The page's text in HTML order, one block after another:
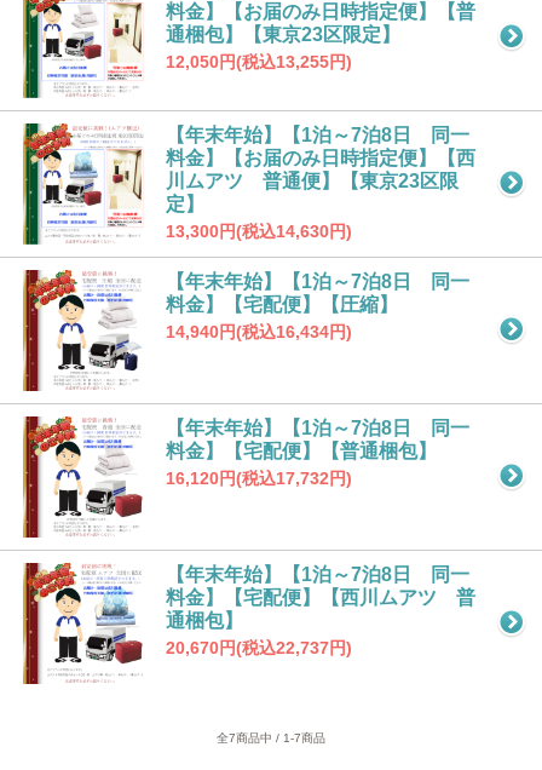
料金】【お届のみ日時指定便】【普
通梱包】【東京23区限定】
12,050円(税込13,255円)
【年末年始】【1泊～7泊8日 同一
料金】【お届のみ日時指定便】【西
川ムアツ 普通便】【東京23区限
定】
13,300円(税込14,630円)
【年末年始】【1泊～7泊8日 同一
料金】【宅配便】【圧縮】
14,940円(税込16,434円)
【年末年始】【1泊～7泊8日 同一
料金】【宅配便】【普通梱包】
16,120円(税込17,732円)
【年末年始】【1泊～7泊8日 同一
料金】【宅配便】【西川ムアツ 普
通梱包】
20,670円(税込22,737円)
全7商品中 / 1-7商品